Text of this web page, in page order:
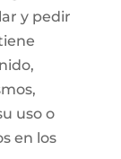
y pedir
uso o
en los